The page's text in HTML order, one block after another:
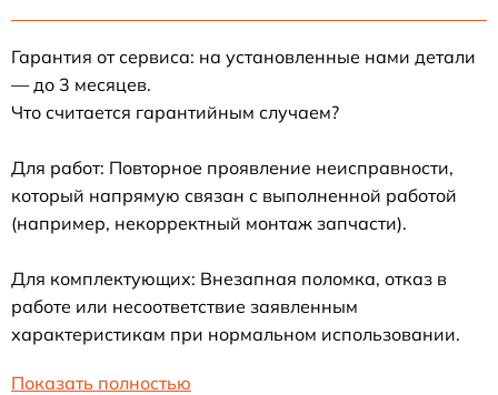
Гарантия от сервиса: на установленные нами детали
— до 3 месяцев.
Что считается гарантийным случаем?
Для работ: Повторное проявление неисправности,
который напрямую связан с выполненной работой
(например, некорректный монтаж запчасти).
Для комплектующих: Внезапная поломка, отказ в
работе или несоответствие заявленным
характеристикам при нормальном использовании.
Показать полностью